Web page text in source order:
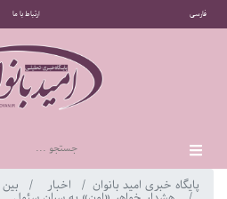
فارسی ارتباط با ما
پایگاه خبری امید بانوان اخبار